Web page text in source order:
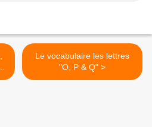
Le vocabulaire les lettres
"O, P & Q" >